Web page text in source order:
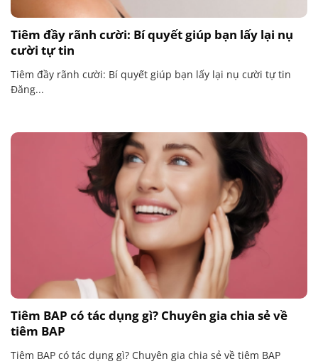
Tiêm đầy rãnh cười: Bí quyết giúp bạn lấy lại nụ
cười tự tin
Tiêm đầy rãnh cười: Bí quyết giúp bạn lấy lại nụ cười tự tin
Đăng...
Tiêm BAP có tác dụng gì? Chuyên gia chia sẻ về
tiêm BAP
Tiêm BAP có tác dụng gì? Chuyên gia chia sẻ về tiêm BAP